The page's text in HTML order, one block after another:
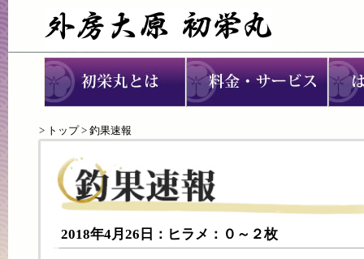
> トップ> 釣果速報
2018年4月26日：ヒラメ：０～２枚